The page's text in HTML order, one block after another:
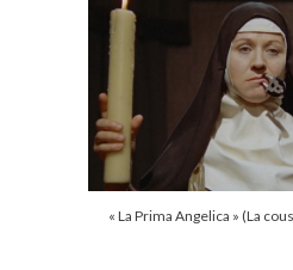
« La Prima Angelica » (La